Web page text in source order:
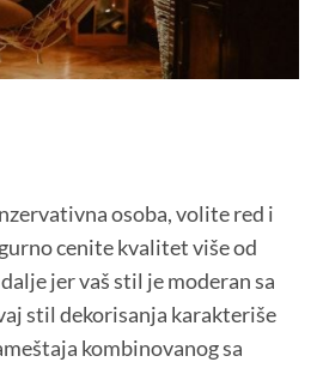
osoba, volite red i
cenite kvalitet više od
jer vaš stil je moderan sa
stil dekorisanja karakteriše
kombinovanog sa